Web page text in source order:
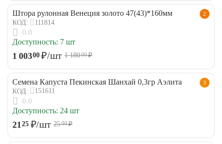
2
Штора рулонная Венеция золото 47(43)*160мм
КОД: 111814
0.0
Доступность: 7 шт
1 00300 ₽/шт 1 18000₽
3
Семена Капуста Пекинская Шанхай 0,3гр Аэлита
КОД: 151611
0.0
Доступность: 24 шт
2125 ₽/шт 2500₽